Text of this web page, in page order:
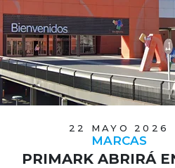
22 MAYO 2026
MARCAS
PRIMARK ABRIRÁ